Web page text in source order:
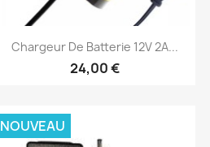
Aperçu rapide
Chargeur De Batterie 12V 2A...
24,00 €
NOUVEAU